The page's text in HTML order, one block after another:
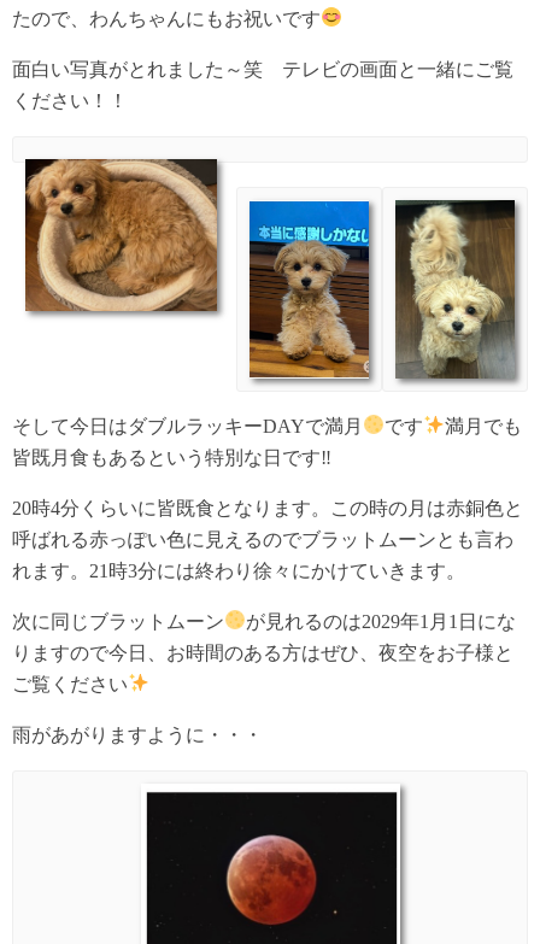
たので、わんちゃんにもお祝いです
面白い写真がとれました～笑 テレビの画面と一緒にご覧
ください！！
そして今日はダブルラッキーDAYで満月 です
満月でも
皆既月食もあるという特別な日です‼︎
20時4分くらいに皆既食となります。この時の月は赤銅色と
呼ばれる赤っぽい色に見えるのでブラットムーンとも言わ
れます。21時3分には終わり徐々にかけていきます。
次に同じブラットムーン
が見れるのは2029年1月1日にな
りますので今日、お時間のある方はぜひ、夜空をお子様と
ご覧ください
雨があがりますように・・・